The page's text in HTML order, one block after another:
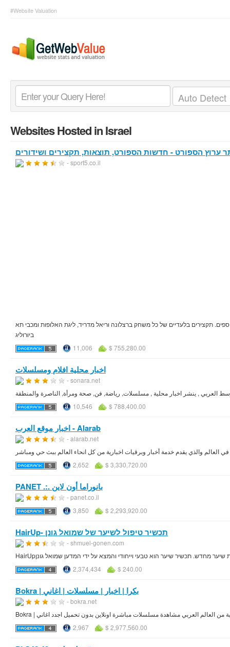
#Website Valuation
Websites Hosted in Israel
- sport5.co.il
נוספים. תקצירים בלעדיים של כל משחק ברצלונה וריאל מדריד, ליגת האלופות ומכבי תא
ביורוליג
11,006
$ 755,280.00
اخبار محلية افلام ومسلسلات
- sonara.net
العربي , ينشر اخبار محلية , مسلسلات, رياضة, فن, صحة ومرأة, الناصرة والمنطقة
10,546
$ 788,400.00
اخبار موقع العرب - Alarab
- alarab.net
العالم والذي يقدم خدمة أخبار وبرقيات اخبارية من كل انحاء العالم ببث حي ومباشر
2,652
$ 3,330,720.00
PANET .:. بانوراما أون لاين
- panet.co.il
3,850
$ 2,293,920.00
HairUp- תכשיר טיפול לשיער של שמואל גונן
- shmuel-gonen.com
2,374,434 $ 240.00
Bokra | بكرا | اخبار | مسلسلات | اغاني
- bokra.net
2,967 $ 2,977,560.00